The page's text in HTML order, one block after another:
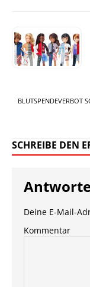
BLUTSPENDEVERBOT
SCHREIBE DEN
Deine E-Mail-
Kommentar